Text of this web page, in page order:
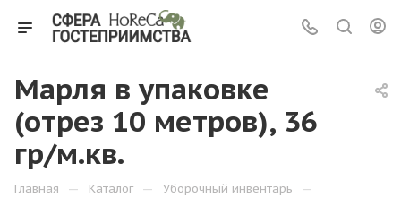
Марля в упаковке
(отрез 10 метров), 36
гр/м.кв.
Главная — Каталог — Уборочный инвентарь —